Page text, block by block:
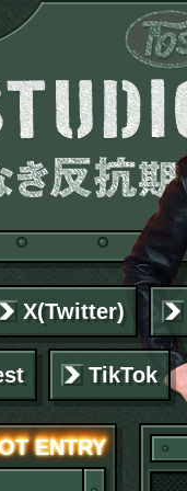
X(Twitter)
TikTok